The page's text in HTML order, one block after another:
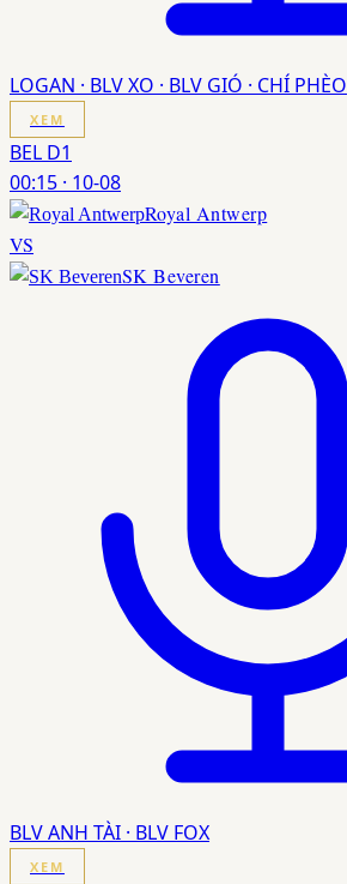
LOGAN · BLV XO · BLV GIÓ · CHÍ PHÈO
XEM
BEL D1
00:15 · 10-08
Royal Antwerp
VS
SK Beveren
BLV ANH TÀI · BLV FOX
XEM